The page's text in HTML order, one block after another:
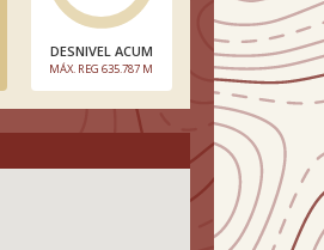
DESNIVEL ACUM
MÁX. REG 635.787 M